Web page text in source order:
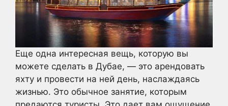
Еще одна интересная вещь, которую вы
можете сделать в Дубае, — это арендовать
яхту и провести на ней день, наслаждаясь
жизнью. Это обычное занятие, которым